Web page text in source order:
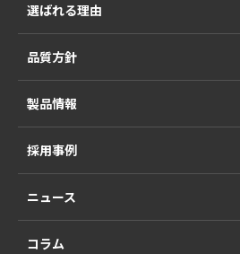
選ばれる理由
品質方針
製品情報
採用事例
ニュース
コラム